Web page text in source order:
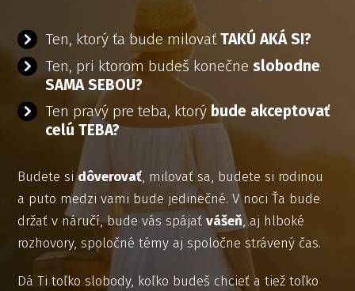
Ten, ktorý ťa bude milovaťTAKÚ AKÁ SI?
Ten, pri ktorom budeš konečneslobodne
SAMA SEBOU?
Ten pravý pre teba, ktorý bude akceptovať
celú TEBA?
Budete sidôverovať, milovať sa, budete si rodinou
a puto medzi vami bude jedinečné. V noci Ťa bude
držať v náručí, bude vás spájaťvášeň, aj hlboké
rozhovory, spoločné témy aj spoločne strávený čas.
Dá Ti toľko slobody, koľko budeš chcieť a tiež toľko